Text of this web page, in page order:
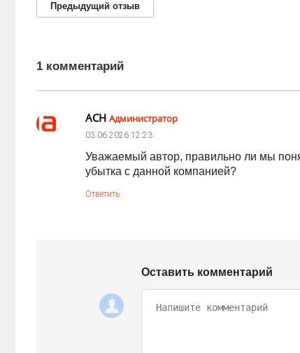
Предыдущий отзыв
1 комментарий
АСН Администратор
03.06.2026 12:23
Уважаемый автор, правильно ли мы
убытка с данной компанией?
Ответить
Оставить комментарий